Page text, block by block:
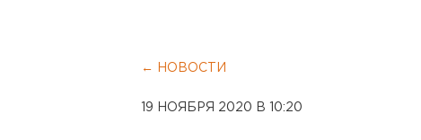
← НОВОСТИ
19 НОЯБРЯ 2020 В 10:20